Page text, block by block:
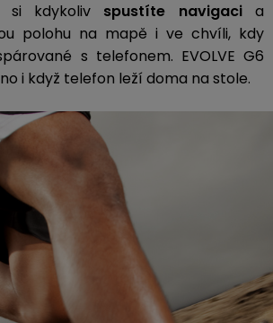
si kdykoliv spustíte navigacia
polohu na mapě i ve chvíli, kdy
s telefonem. EVOLVE G6
i když telefon leží doma na stole.